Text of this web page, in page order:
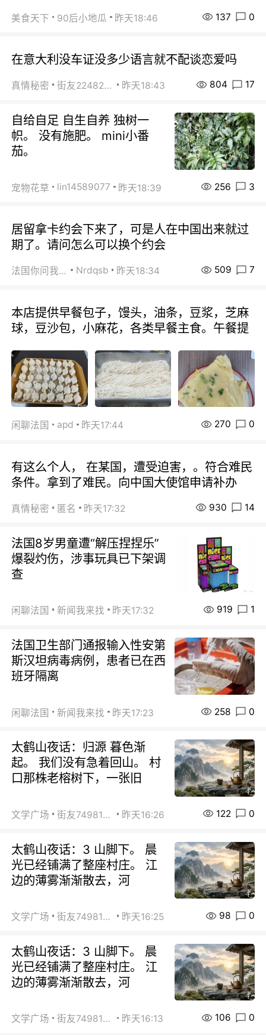
美食天下 90后小地瓜 昨天18:46 137 0
在意大利没车证没多少语言就不配谈恋爱吗
真情秘密 街友22482465 昨天18:43 804 17
自给自足 自生自养 独树一
帜。 没有施肥。 mini小番
茄。
宠物花草 lin14589077 昨天18:39 256 3
居留拿卡约会下来了，可是人在中国出来就过
期了。请问怎么可以换个约会
法国你问我答 Nrdqsb 昨天18:34 509 7
本店提供早餐包子，馒头，油条，豆浆，芝麻
球，豆沙包，小麻花，各类早餐主食。午餐提
闲聊法国 apd 昨天17:44 270 0
有这么个人， 在某国，遭受迫害，。符合难民
条件。拿到了难民。向中国大使馆申请补办
真情秘密 匿名 昨天17:32 930 14
法国8岁男童遭“解压捏捏乐”
爆裂灼伤，涉事玩具已下架调
查
闲聊法国 新闻我来找 昨天17:32 919 1
法国卫生部门通报输入性安第
斯汉坦病毒病例，患者已在西
班牙隔离
闲聊法国 新闻我来找 昨天17:23 258 0
太鹤山夜话：归源 暮色渐
起。 我们没有急着回山。 村
口那株老榕树下，一张旧
文学广场 街友74981146 昨天16:26 122 0
太鹤山夜话：3 山脚下。 晨
光已经铺满了整座村庄。 江
边的薄雾渐渐散去，河
文学广场 街友74981146 昨天16:25 98 0
太鹤山夜话：3 山脚下。 晨
光已经铺满了整座村庄。 江
边的薄雾渐渐散去，河
文学广场 街友74981146 昨天16:13 106 0